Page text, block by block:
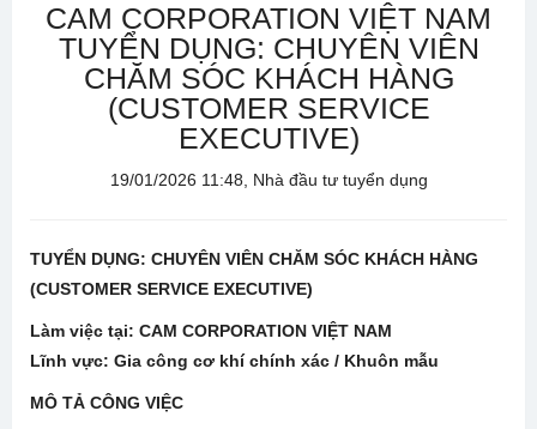
CAM CORPORATION VIỆT NAM
TUYỂN DỤNG: CHUYÊN VIÊN
CHĂM SÓC KHÁCH HÀNG
(CUSTOMER SERVICE
EXECUTIVE)
19/01/2026 11:48, Nhà đầu tư tuyển dụng
TUYỂN DỤNG: CHUYÊN VIÊN CHĂM SÓC KHÁCH HÀNG
(CUSTOMER SERVICE EXECUTIVE)
Làm việc tại: CAM CORPORATION VIỆT NAM
Lĩnh vực: Gia công cơ khí chính xác / Khuôn mẫu
MÔ TẢ CÔNG VIỆC